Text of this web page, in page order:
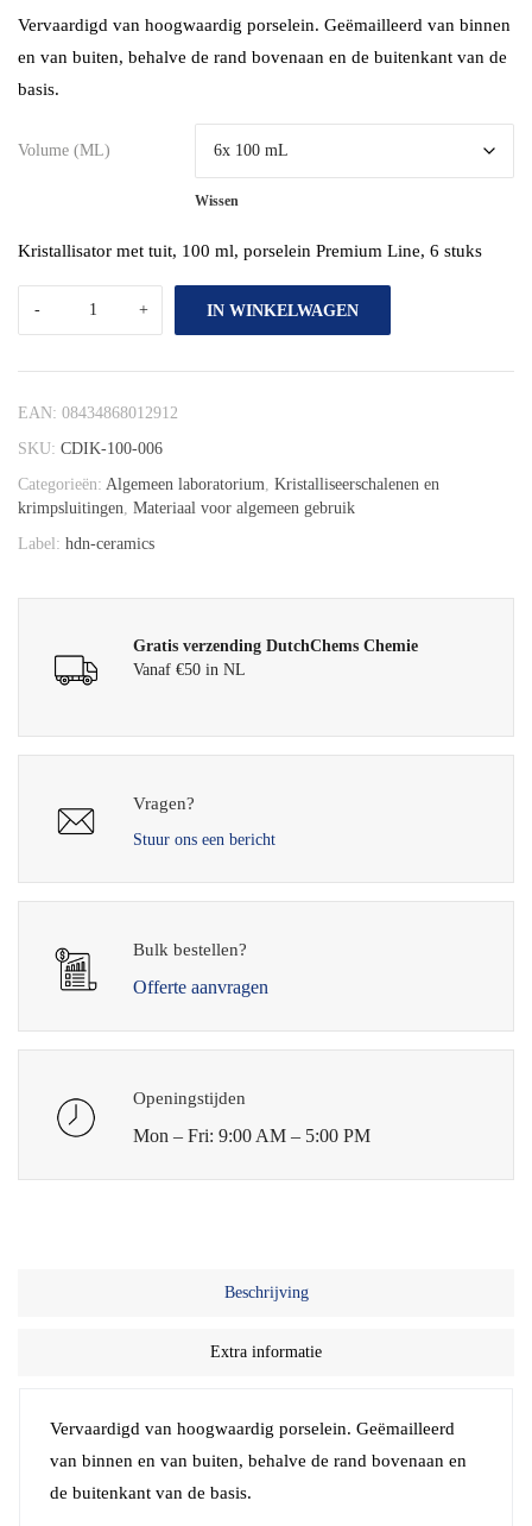
Vervaardigd van hoogwaardig porselein. Geëmailleerd van binnen
en van buiten, behalve de rand bovenaan en de buitenkant van de
basis.
Volume (mL)
Wissen
Kristallisator met tuit, 100 ml, porselein Premium Line, 6 stuks
IN WINKELWAGEN
EAN: 08434868012912
SKU: CDIK-100-006
Categorieën: Algemeen laboratorium, Kristalliseerschalenen en
krimpsluitingen, Materiaal voor algemeen gebruik
Label: hdn-ceramics
Gratis verzending DutchChems Chemie
Vanaf €50 in NL
Vragen?
Stuur ons een bericht
Bulk bestellen?
Offerte aanvragen
Openingstijden
Mon – Fri: 9:00 AM – 5:00 PM
Beschrijving
Extra informatie
Vervaardigd van hoogwaardig porselein. Geëmailleerd
van binnen en van buiten, behalve de rand bovenaan en
de buitenkant van de basis.